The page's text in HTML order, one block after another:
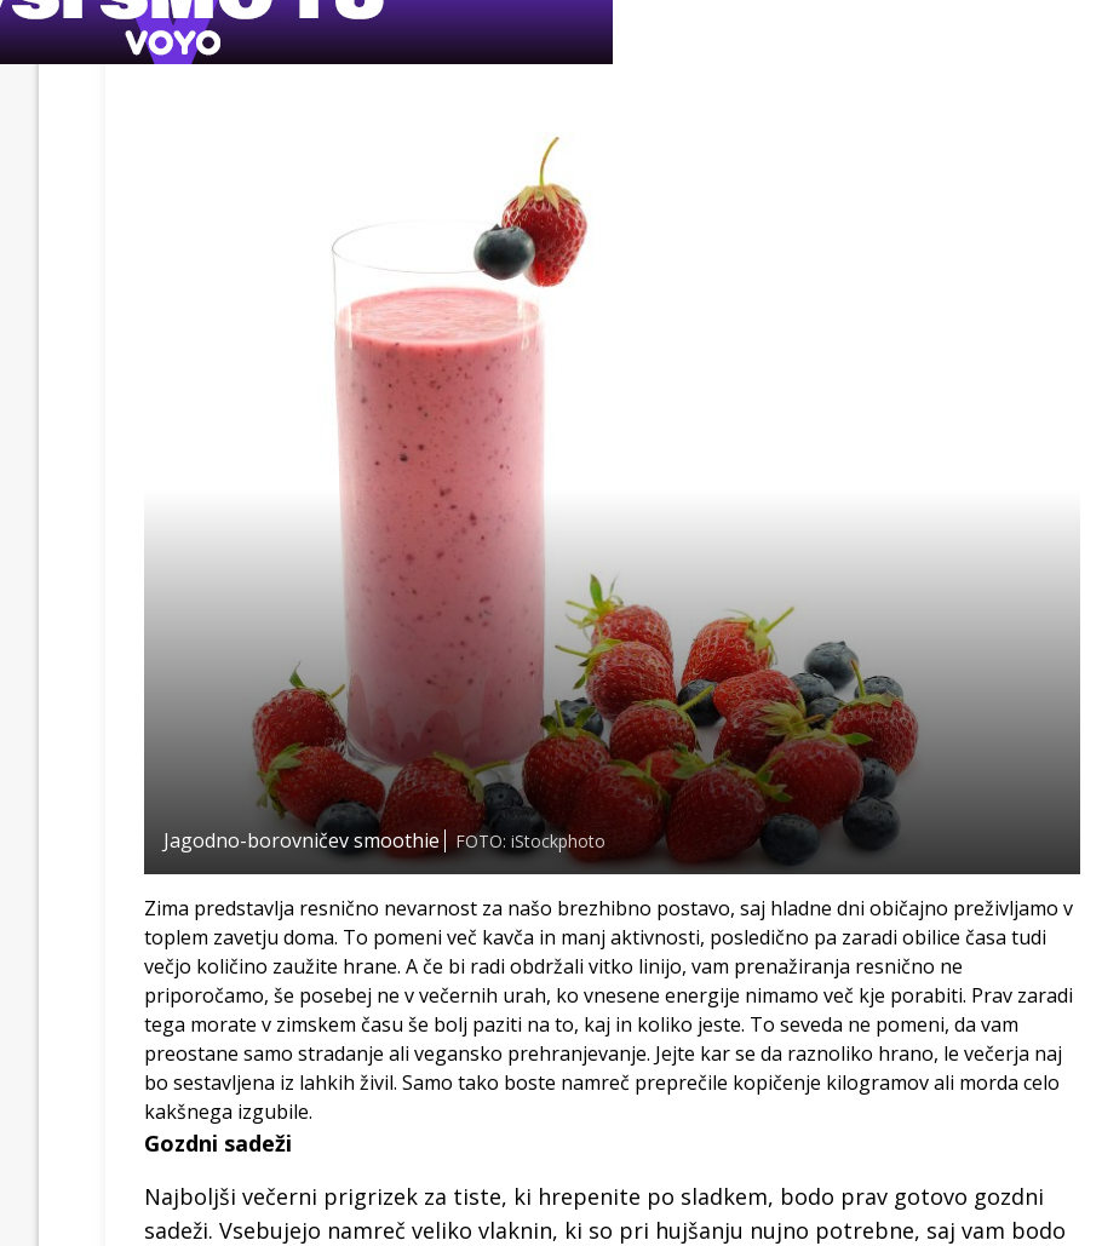
Jagodno-borovničev smoothie FOTO: iStockphoto
Zima predstavlja resnično nevarnost za našo brezhibno postavo, saj hladne dni običajno preživljamo v
toplem zavetju doma. To pomeni več kavča in manj aktivnosti, posledično pa zaradi obilice časa tudi
večjo količino zaužite hrane. A če bi radi obdržali vitko linijo, vam prenažiranja resnično ne
priporočamo, še posebej ne v večernih urah, ko vnesene energije nimamo več kje porabiti. Prav zaradi
tega morate v zimskem času še bolj paziti na to, kaj in koliko jeste. To seveda ne pomeni, da vam
preostane samo stradanje ali vegansko prehranjevanje. Jejte kar se da raznoliko hrano, le večerja naj
bo sestavljena iz lahkih živil. Samo tako boste namreč preprečile kopičenje kilogramov ali morda celo
kakšnega izgubile.
Gozdni sadeži
Najboljši večerni prigrizek za tiste, ki hrepenite po sladkem, bodo prav gotovo gozdni
sadeži. Vsebujejo namreč veliko vlaknin, ki so pri hujšanju nujno potrebne, saj vam bodo